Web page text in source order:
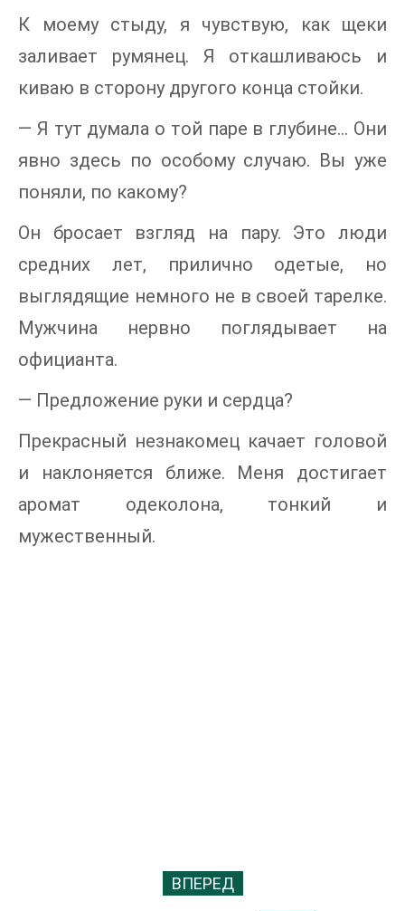
К моему стыду, я чувствую, как щеки
заливает румянец. Я откашливаюсь и
киваю в сторону другого конца стойки.
— Я тут думала о той паре в глубине... Они
явно здесь по особому случаю. Вы уже
поняли, по какому?
Он бросает взгляд на пару. Это люди
средних лет, прилично одетые, но
выглядящие немного не в своей тарелке.
Мужчина нервно поглядывает на
официанта.
— Предложение руки и сердца?
Прекрасный незнакомец качает головой
и наклоняется ближе. Меня достигает
аромат одеколона, тонкий и
мужественный.
ВПЕРЕД